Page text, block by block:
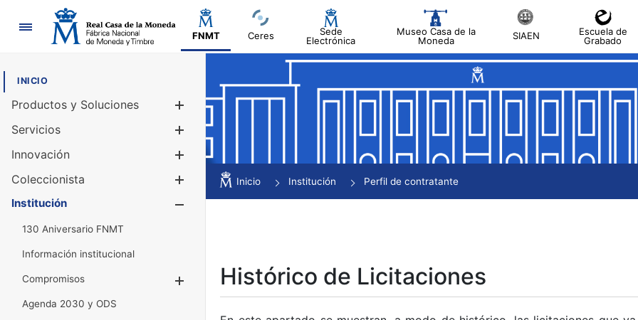
Navegación
FNMT Ceres
Sede
Electrónica
Museo Casa de la
Moneda
SIAEN
Escuela de
Grabado
INICIO
Productos y Soluciones
Mostrar/Ocultar
Servicios
Innovación
Coleccionista
Mostrar/Ocultar
Institución
130 Aniversario FNMT
Información institucional
Compromisos
Mostrar/Ocultar
Agenda 2030 y ODS
Inicio Institución Perfil de contratante
Histórico de Licitaciones